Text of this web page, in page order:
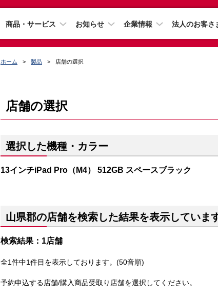
商品・サービス お知らせ 企業情報 法人のお客さ
ホーム 製品 店舗の選択
店舗の選択
選択した機種・カラー
13インチiPad Pro（M4） 512GB スペースブラック
山県郡の店舗を検索した結果を表示していま
検索結果：1店舗
全1件中1件目を表示しております。(50音順)
予約申込する店舗/購入商品受取り店舗を選択してください。